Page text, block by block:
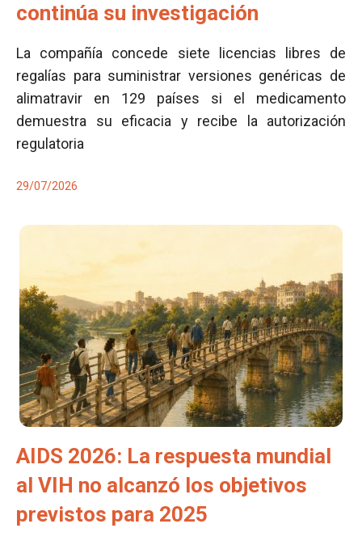
continúa su investigación
La compañía concede siete licencias libres de
regalías para suministrar versiones genéricas de
alimatravir en 129 países si el medicamento
demuestra su eficacia y recibe la autorización
regulatoria
29/07/2026
AIDS 2026: La respuesta mundial
al VIH no alcanzó los objetivos
previstos para 2025